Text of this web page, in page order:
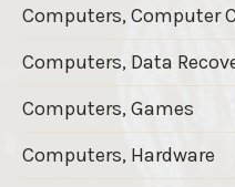
Computers, Computer
Computers, Data
Computers, Games
Computers, Hardware